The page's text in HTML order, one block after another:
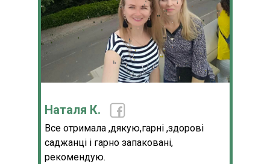
Наталя К.
Все отримала ,дякую,гарні ,здорові
саджанці і гарно запаковані,
рекомендую.